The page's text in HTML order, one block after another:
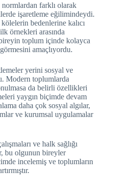
farklı olarak
işaretleme eğilimindeydi.
bedenlerine kalıcı
örnekleri arasında
toplum içinde kolayca
amaçlıyordu.
yerini sosyal ve
Modern toplumlarda
da belirli özellikleri
yaygın biçimde devam
daha çok sosyal algılar,
ve kurumsal uygulamalar
ve halk sağlığı
bu olgunun bireyler
incelemiş ve toplumların